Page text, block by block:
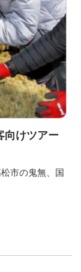
向けツアー
市の鬼無、国